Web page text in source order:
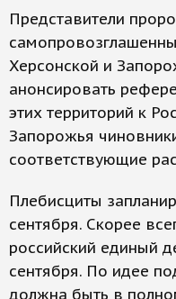
Представители
Херсонской и
анонсировать
этих территорий к
Запорожья
соответствующие
Плебисциты
сентября. Скорее
российский единый
сентября. По идее
должна быть в